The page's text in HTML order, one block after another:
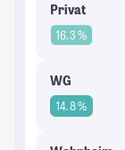
Privat
16.3 %
WG
14.8 %